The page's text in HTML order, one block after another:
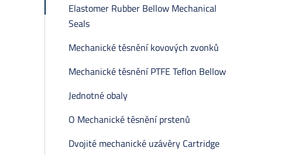
Elastomer Rubber Bellow Mechanical
Seals
Mechanické těsnění kovových zvonků
Mechanické těsnění PTFE Teflon Bellow
Jednotné obaly
O Mechanické těsnění prstenů
Dvojité mechanické uzávěry Cartridge